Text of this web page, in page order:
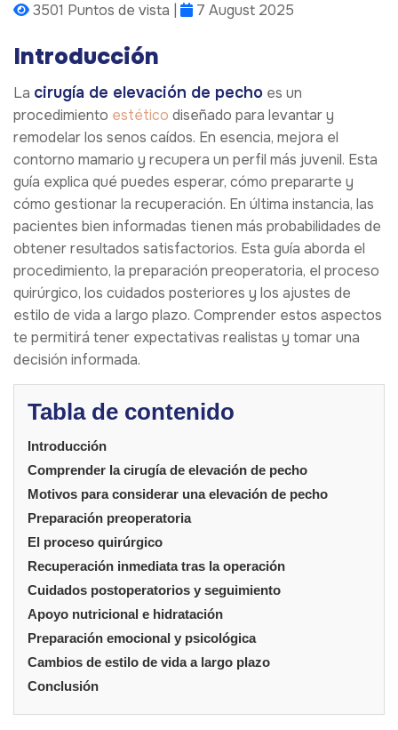
3501 Puntos de vista | 7 August 2025
Introducción
La cirugía de elevación de pecho es un
procedimiento estético diseñado para levantar y
remodelar los senos caídos. En esencia, mejora el
contorno mamario y recupera un perfil más juvenil. Esta
guía explica qué puedes esperar, cómo prepararte y
cómo gestionar la recuperación. En última instancia, las
pacientes bien informadas tienen más probabilidades de
obtener resultados satisfactorios. Esta guía aborda el
procedimiento, la preparación preoperatoria, el proceso
quirúrgico, los cuidados posteriores y los ajustes de
estilo de vida a largo plazo. Comprender estos aspectos
te permitirá tener expectativas realistas y tomar una
decisión informada.
Tabla de contenido
Introducción
Comprender la cirugía de elevación de pecho
Motivos para considerar una elevación de pecho
Preparación preoperatoria
El proceso quirúrgico
Recuperación inmediata tras la operación
Cuidados postoperatorios y seguimiento
Apoyo nutricional e hidratación
Preparación emocional y psicológica
Cambios de estilo de vida a largo plazo
Conclusión